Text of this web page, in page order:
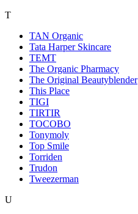
T
TAN Organic
Tata Harper Skincare
TEMT
The Organic Pharmacy
The Original Beautyblender
This Place
TIGI
TIRTIR
TOCOBO
Tonymoly
Top Smile
Torriden
Trudon
Tweezerman
U